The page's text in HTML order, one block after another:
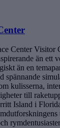
Center Visitor
än ett
än en
spännande
kulisserna,
till
Island i